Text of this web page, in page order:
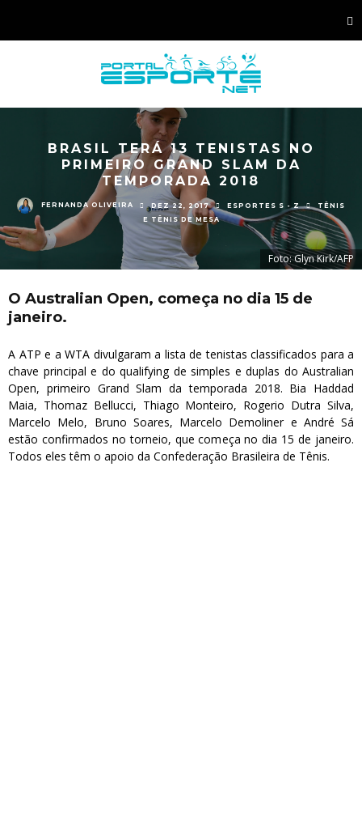
BRASIL TERÁ 13 TENISTAS NO
PRIMEIRO GRAND SLAM DA
TEMPORADA 2018
FERNANDA OLIVEIRA DEZ 22, 2017 ESPORTES S - Z
TÊNIS
E TÊNIS DE MESA
Foto: Glyn Kirk/AFP
O Australian Open, começa no dia 15 de
janeiro.
A ATP e a WTA divulgaram a lista de tenistas classificados para a
chave principal e do qualifying de simples e duplas do Australian
Open, primeiro Grand Slam da temporada 2018. Bia Haddad
Maia, Thomaz Bellucci, Thiago Monteiro, Rogerio Dutra Silva,
Marcelo Melo, Bruno Soares, Marcelo Demoliner e André Sá
estão confirmados no torneio, que começa no dia 15 de janeiro.
Todos eles têm o apoio da Confederação Brasileira de Tênis.